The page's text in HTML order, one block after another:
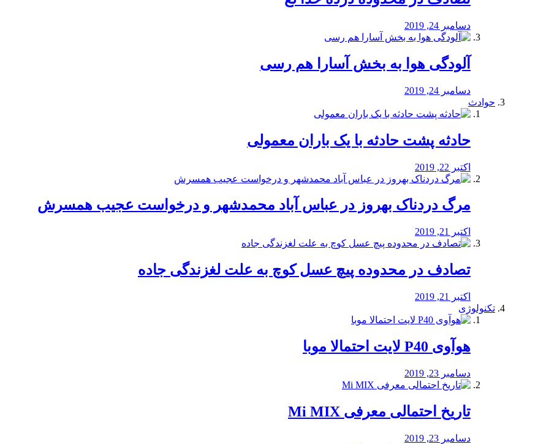
دسامبر 24, 2019
آلودگی هوا به بخش آسارا هم رسی
دسامبر 24, 2019
حوادث
️حادثه پشت حادثه با یک باران معمولی
اکتبر 22, 2019
مرگ دردناک بهروز در عباس آباد محمدشهر و درخواست عجیب همسرش
اکتبر 21, 2019
تصادف در محدوده پیچ عسل کوچ به علت لغزندگی جاده
اکتبر 21, 2019
تکنولوژی
هوآوی P40 لایت احتمالا موبا
دسامبر 23, 2019
تاریخ احتمالی معرفی Mi MIX
دسامبر 23, 2019